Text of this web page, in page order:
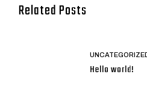
Related Posts
Hello world!